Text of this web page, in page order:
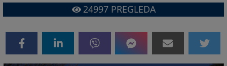
24997PREGLEDA